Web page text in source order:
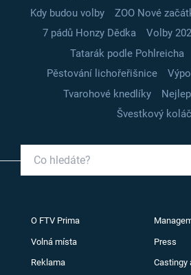
Kdy budou volby
ZOO Nové
7 pádů Honzy Dědka
Volby
Tatarák podle Pohlreicha
Pěstování lichořeřišnice
Tvarohové knedlíky
Švestkový koláč
O FTV Prima
Volná místa Press
Reklama Castingy